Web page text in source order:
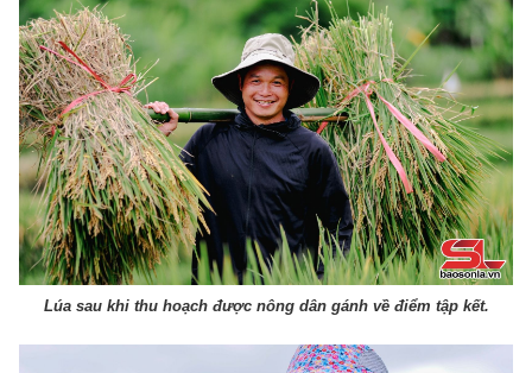
Lúa sau khi thu hoạch được nông dân gánh về điểm tập kết.